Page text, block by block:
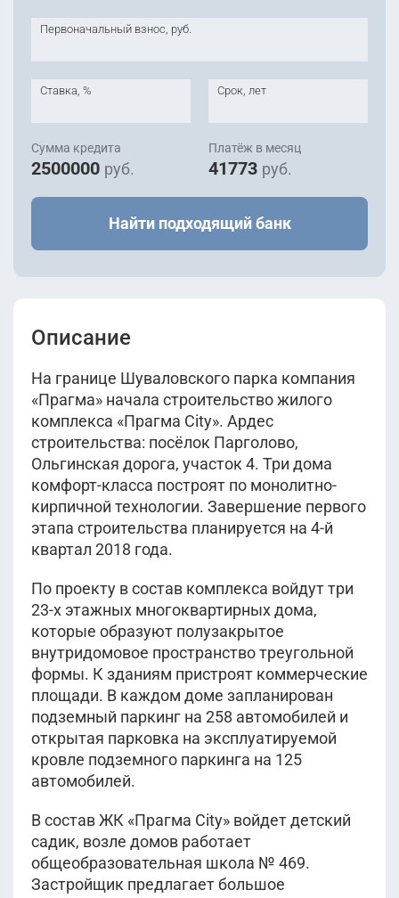
Первоначальный взнос, руб.
Ставка, % Срок, лет
Сумма кредита
2500000 руб.
Платёж в месяц
41773 руб.
Найти подходящий банк
Описание
На границе Шуваловского парка компания
«Прагма» начала строительство жилого
комплекса «Прагма City». Ардес
строительства: посёлок Парголово,
Ольгинская дорога, участок 4. Три дома
комфорт-класса построят по монолитно-
кирпичной технологии. Завершение первого
этапа строительства планируется на 4-й
квартал 2018 года.
По проекту в состав комплекса войдут три
23-х этажных многоквартирных дома,
которые образуют полузакрытое
внутридомовое пространство треугольной
формы. К зданиям пристроят коммерческие
площади. В каждом доме запланирован
подземный паркинг на 258 автомобилей и
открытая парковка на эксплуатируемой
кровле подземного паркинга на 125
автомобилей.
В состав ЖК «Прагма City» войдет детский
садик, возле домов работает
общеобразовательная школа № 469.
Застройщик предлагает большое